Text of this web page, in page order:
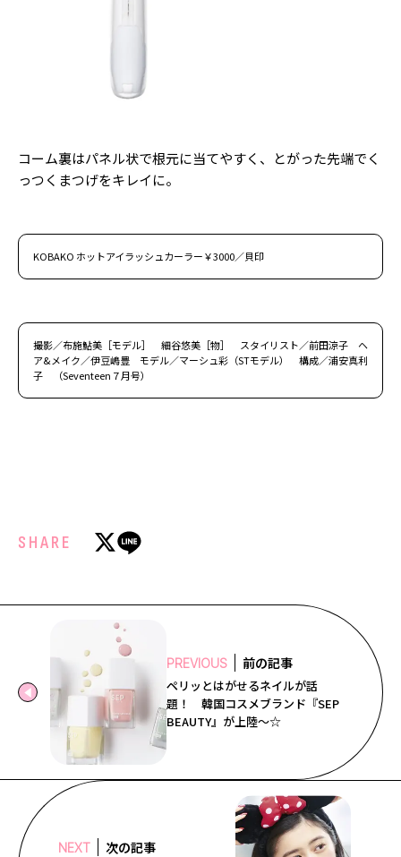
コーム裏はパネル状で根元に当てやすく、とがった先端でく
っつくまつげをキレイに。
KOBAKO ホットアイラッシュカーラー￥3000／貝印
撮影／布施鮎美［モデル］ 細谷悠美［物］ スタイリスト／前田涼子 ヘ
ア&メイク／伊豆嶋豊 モデル／マーシュ彩（STモデル） 構成／浦安真利
子 （Seventeen７月号）
SHARE
PREVIOUS 前の記事
ペリッとはがせるネイルが話
題！ 韓国コスメブランド『SEP
BEAUTY』が上陸〜☆
NEXT 次の記事